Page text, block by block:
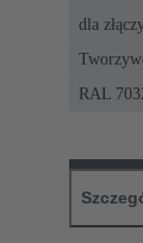
dla
RAL